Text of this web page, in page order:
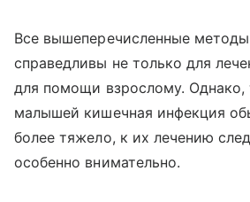
Все вышеперечисленные
справедливы не только для
для помощи взрослому. Однако,
малышей кишечная инфекция
более тяжело, к их лечению
особенно внимательно.